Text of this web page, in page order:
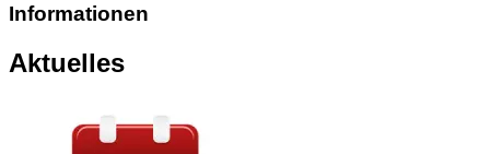
Informationen
Aktuelles